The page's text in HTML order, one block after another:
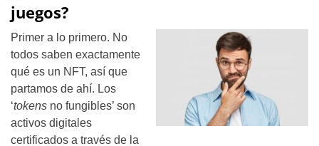
juegos?
Primer a lo primero. No
todos saben exactamente
qué es un NFT, así que
partamos de ahí. Los
‘tokens no fungibles’ son
activos digitales
certificados a través de la